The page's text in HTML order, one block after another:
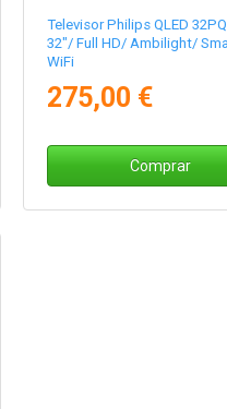
Televisor Philips QLED
32"/ Full HD/ Ambilight/
WiFi
275,00 €
Comprar